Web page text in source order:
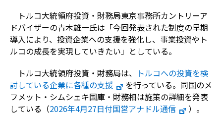
トルコ大統領府投資・財務局東京事務所カントリーア
ドバイザーの青木雄一氏は「今回発表された制度の早期
導入により、投資企業への支援を強化し、事業投資やト
ルコの成長を実現していきたい」としている。
トルコ大統領府投資・財務局は、
トルコへの投資を検
討している企業に各種の支援
を行っている。同国のメ
フメット・シムシェキ国庫・財務相は施策の詳細を発表
している（2026年4月27日付国営アナドル通信 ）。